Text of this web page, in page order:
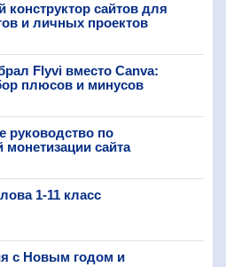
сайтов для
и личных проектов
Flyvi вместо Canva:
плюсов и минусов
руководство по
сайта
1-11 класс
с Новым годом и